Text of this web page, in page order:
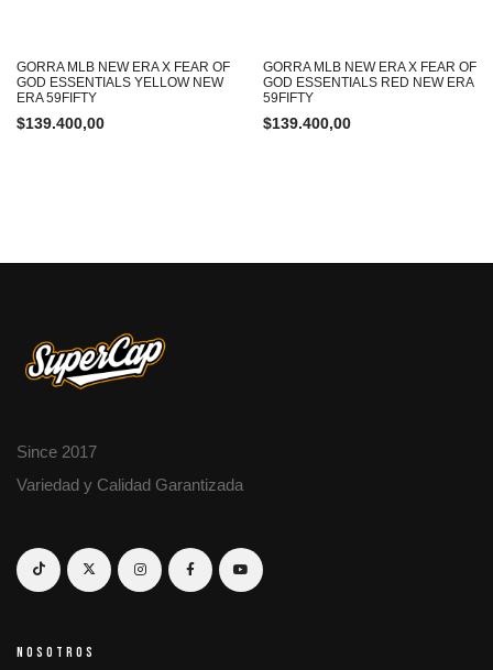
GORRA MLB NEW ERA X FEAR OF
GOD ESSENTIALS YELLOW NEW
ERA 59FIFTY
$139.400,00
GORRA MLB NEW ERA X FEAR OF
GOD ESSENTIALS RED NEW ERA
59FIFTY
$139.400,00
Since 2017
Variedad y Calidad Garantizada
NOSOTROS